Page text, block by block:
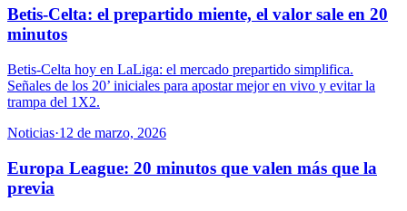
Betis-Celta: el prepartido miente, el valor sale en 20
minutos
Betis-Celta hoy en LaLiga: el mercado prepartido simplifica.
Señales de los 20’ iniciales para apostar mejor en vivo y evitar la
trampa del 1X2.
Noticias·12 de marzo, 2026
Europa League: 20 minutos que valen más que la
previa